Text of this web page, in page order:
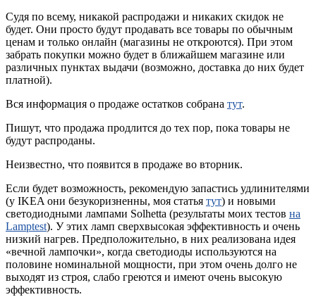
Судя по всему, никакой распродажи и никаких скидок не
будет. Они просто будут продавать все товары по обычным
ценам и только онлайн (магазины не откроются). При этом
забрать покупки можно будет в ближайшем магазине или
различных пунктах выдачи (возможно, доставка до них будет
платной).
Вся информация о продаже остатков собрана тут.
Пишут, что продажа продлится до тех пор, пока товары не
будут распроданы.
Неизвестно, что появится в продаже во вторник.
Если будет возможность, рекомендую запастись удлинителями
(у IKEA они безукоризненны, моя статья тут) и новыми
светодиодными лампами Solhetta (результаты моих тестов на
Lamptest). У этих ламп сверхвысокая эффективность и очень
низкий нагрев. Предположительно, в них реализована идея
«вечной лампочки», когда светодиоды используются на
половине номинальной мощности, при этом очень долго не
выходят из строя, слабо греются и имеют очень высокую
эффективность.